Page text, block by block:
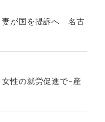
妻が国を提訴へ 名古
性の就労促進で−産